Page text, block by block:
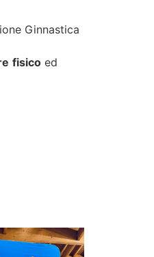
Ginnastica
fisico ed